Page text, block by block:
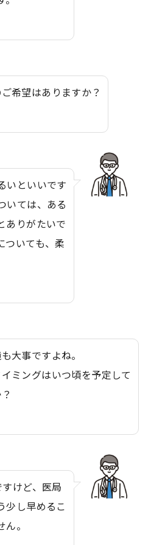
希望はありますか？
いといいです
いては、ある
ありがたいで
ついても、柔
大事ですよね。
ミングはいつ頃を予定して
けど、医局
少し早めるこ
。